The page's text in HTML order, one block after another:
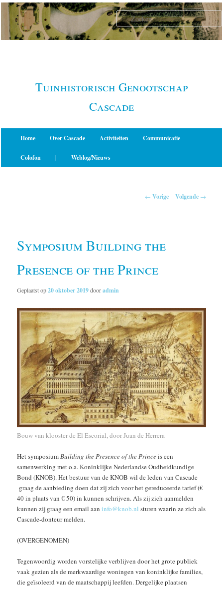
Spring
naar
primaire
Tuinhistorisch Genootschap
Cascade
Home Over Cascade Activiteiten Communicatie
Colofon | Weblog/Nieuws
← Vorige Volgende →
Symposium Building the
Presence of the Prince
Geplaatst op20 oktober 2019dooradmin
Bouw van klooster de El Escorial, door Juan de Herrera
Het symposiumBuilding the Presence of the Princeis een
samenwerking met o.a. Koninklijke Nederlandse Oudheidkundige
Bond (KNOB). Het bestuur van de KNOB wil de leden van Cascade
graag de aanbieding doen dat zij zich voor het gereduceerde tarief (€
40 in plaats van € 50) in kunnen schrijven. Als zij zich aanmelden
kunnen zij graag een email aaninfo@knob.nl sturen waarin ze zich als
Cascade-donteur melden.
(OVERGENOMEN)
Tegenwoordig worden vorstelijke verblijven door het grote publiek
vaak gezien als de merkwaardige woningen van koninklijke families,
die geïsoleerd van de maatschappij leefden. Dergelijke plaatsen